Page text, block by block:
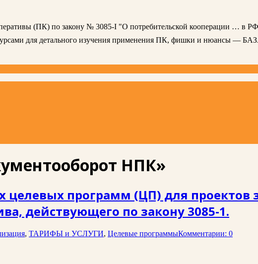
(ПК) по закону № 3085-I "О потребительской кооперации … в
для детального изучения применения ПК, фишки и нюансы —
НПК»
целевых программ (ЦП) для проектов
действующего по закону 3085-1.
, ТАРИФЫ и УСЛУГИ, Целевые программыКомментарии: 0